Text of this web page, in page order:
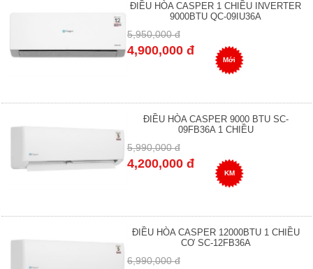
ĐIỀU HÒA CASPER 1 CHIỀU INVERTER
9000BTU QC-09IU36A
5,950,000 đ
4,900,000 đ
Mới
ĐIỀU HÒA CASPER 9000 BTU SC-
09FB36A 1 CHIỀU
5,990,000 đ
4,200,000 đ
KM
ĐIỀU HÒA CASPER 12000BTU 1 CHIỀU
CƠ SC-12FB36A
6,990,000 đ